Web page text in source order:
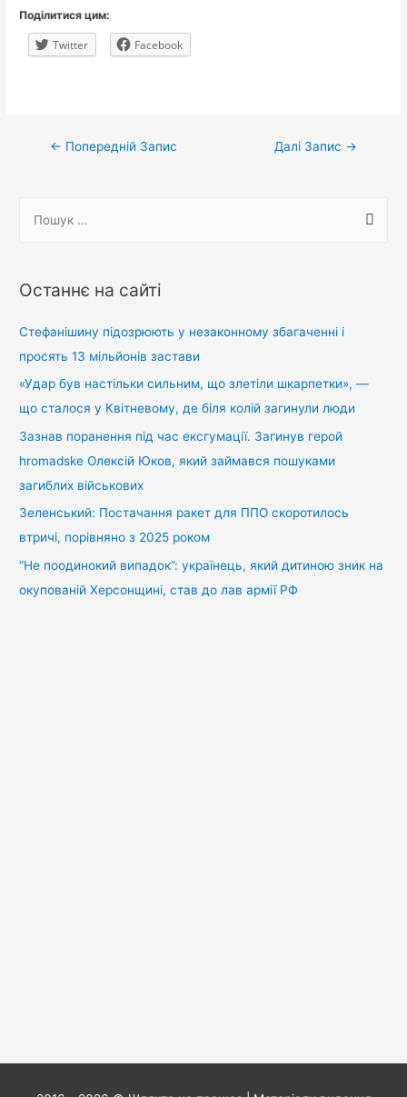
Поділитися цим:
Twitter Facebook
Навігація
← Попередній Запис Далі Запис →
у
:
Останнє на сайті
Стефанішину підозрюють у незаконному збагаченні і
просять 13 мільйонів застави
«Удар був настільки сильним, що злетіли шкарпетки», —
що сталося у Квітневому, де біля колій загинули люди
Зазнав поранення під час ексгумації. Загинув герой
hromadske Олексій Юков, який займався пошуками
загиблих військових
Зеленський: Постачання ракет для ППО скоротилось
втричі, порівняно з 2025 роком
“Не поодинокий випадок”: українець, який дитиною зник на
окупованій Херсонщині, став до лав армії РФ